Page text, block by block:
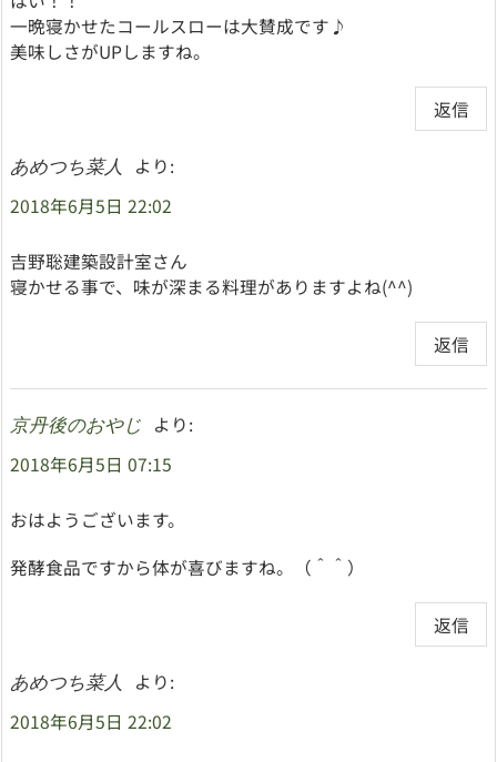
一晩寝かせたコールスローは大賛成です♪
美味しさがUPしますね。
返信
あめつち菜人
より:
2018年6月5日 22:02
吉野聡建築設計室さん
寝かせる事で、味が深まる料理がありますよね(^^)
返信
京丹後のおやじ
より:
2018年6月5日 07:15
おはようございます。
発酵食品ですから体が喜びますね。（＾＾）
返信
あめつち菜人
より:
2018年6月5日 22:02